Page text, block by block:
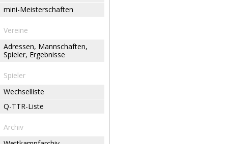
mini-Meisterschaften
Vereine
Adressen, Mannschaften,
Spieler, Ergebnisse
Spieler
Wechselliste
Q-TTR-Liste
Archiv